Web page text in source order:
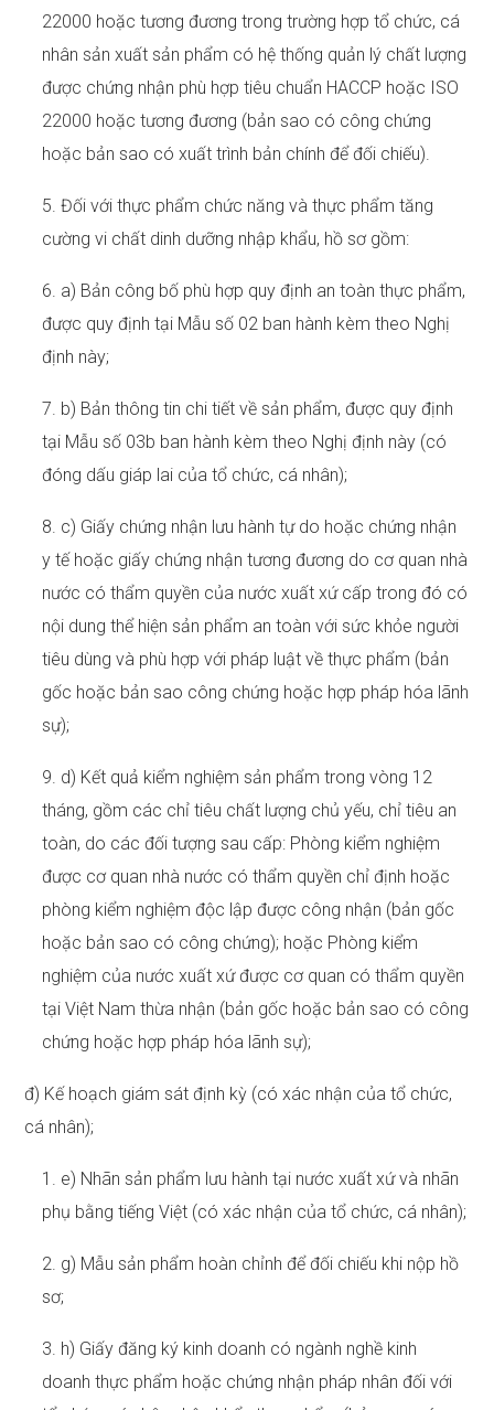
22000 hoặc tương đương trong trường hợp tổ chức, cá
nhân sản xuất sản phẩm có hệ thống quản lý chất lượng
được chứng nhận phù hợp tiêu chuẩn HACCP hoặc ISO
22000 hoặc tương đương (bản sao có công chứng
hoặc bản sao có xuất trình bản chính để đối chiếu).
5. Đối với thực phẩm chức năng và thực phẩm tăng
cường vi chất dinh dưỡng nhập khẩu, hồ sơ gồm:
6. a) Bản công bố phù hợp quy định an toàn thực phẩm,
được quy định tại Mẫu số 02 ban hành kèm theo Nghị
định này;
7. b) Bản thông tin chi tiết về sản phẩm, được quy định
tại Mẫu số 03b ban hành kèm theo Nghị định này (có
đóng dấu giáp lai của tổ chức, cá nhân);
8. c) Giấy chứng nhận lưu hành tự do hoặc chứng nhận
y tế hoặc giấy chứng nhận tương đương do cơ quan nhà
nước có thẩm quyền của nước xuất xứ cấp trong đó có
nội dung thể hiện sản phẩm an toàn với sức khỏe người
tiêu dùng và phù hợp với pháp luật về thực phẩm (bản
gốc hoặc bản sao công chứng hoặc hợp pháp hóa lãnh
sự);
9. d) Kết quả kiểm nghiệm sản phẩm trong vòng 12
tháng, gồm các chỉ tiêu chất lượng chủ yếu, chỉ tiêu an
toàn, do các đối tượng sau cấp: Phòng kiểm nghiệm
được cơ quan nhà nước có thẩm quyền chỉ định hoặc
phòng kiểm nghiệm độc lập được công nhận (bản gốc
hoặc bản sao có công chứng); hoặc Phòng kiểm
nghiệm của nước xuất xứ được cơ quan có thẩm quyền
tại Việt Nam thừa nhận (bản gốc hoặc bản sao có công
chứng hoặc hợp pháp hóa lãnh sự);
đ) Kế hoạch giám sát định kỳ (có xác nhận của tổ chức,
cá nhân);
1. e) Nhãn sản phẩm lưu hành tại nước xuất xứ và nhãn
phụ bằng tiếng Việt (có xác nhận của tổ chức, cá nhân);
2. g) Mẫu sản phẩm hoàn chỉnh để đối chiếu khi nộp hồ
sơ;
3. h) Giấy đăng ký kinh doanh có ngành nghề kinh
doanh thực phẩm hoặc chứng nhận pháp nhân đối với